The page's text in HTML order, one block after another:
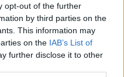
opt-out of the further
by third parties on the
This information may
on the IAB’s List of
further disclose it to other
ζητούσε μέχρι
κυβέρνηση, όπως
και σε
συνεργασία του